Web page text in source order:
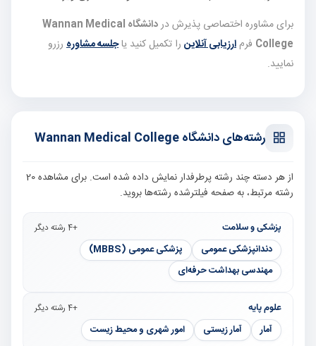
برای مشاوره اختصاصی پذیرش در
دانشگاه Wannan Medical
College فرم ارزیابی آنلاین را تکمیل کنید یاجلسه مشاوره رزرو
نمایید.
رشته‌های دانشگاه Wannan Medical College
از هر دسته چند رشته پرطرفدار نمایش داده شده است. برای مشاهده 20
رشته مرتبط، به صفحه فیلترشده رشته‌ها بروید.
پزشکی و سلامت +4 رشته دیگر
دندانپزشکی عمومی
پزشکی عمومی (MBBS)
مهندسی بهداشت حرفه‌ای
علوم پایه +4 رشته دیگر
آمار آمار زیستی امور شهری و محیط زیست